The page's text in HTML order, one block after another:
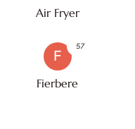
Air Fryer
F
Fierbere
57